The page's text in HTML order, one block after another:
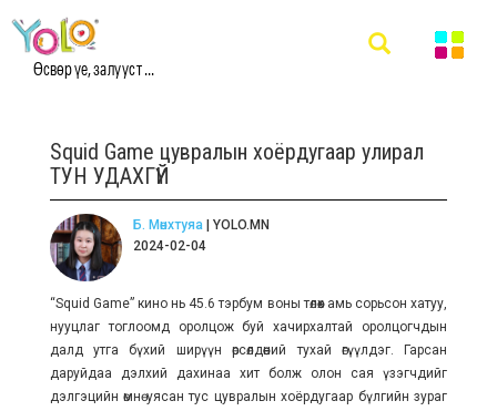
Өсвөр үе, залууст ...
Squid Game цувралын хоёрдугаар улирал
ТУН УДАХГҮЙ
Б. Мөнхтуяа| YOLO.MN
2024-02-04
“Squid Game” кино нь 45.6 тэрбум воны төлөөх амь сорьсон хатуу,
нууцлаг тоглоомд оролцож буй хачирхалтай оролцогчдын
далд утга бүхий ширүүн өрсөлдөөний тухай өгүүлдэг. Гарсан
даруйдаа дэлхий дахинаа хит болж олон сая үзэгчдийг
дэлгэцийн өмнө уясан тус цувралын хоёрдугаар бүлгийн зураг